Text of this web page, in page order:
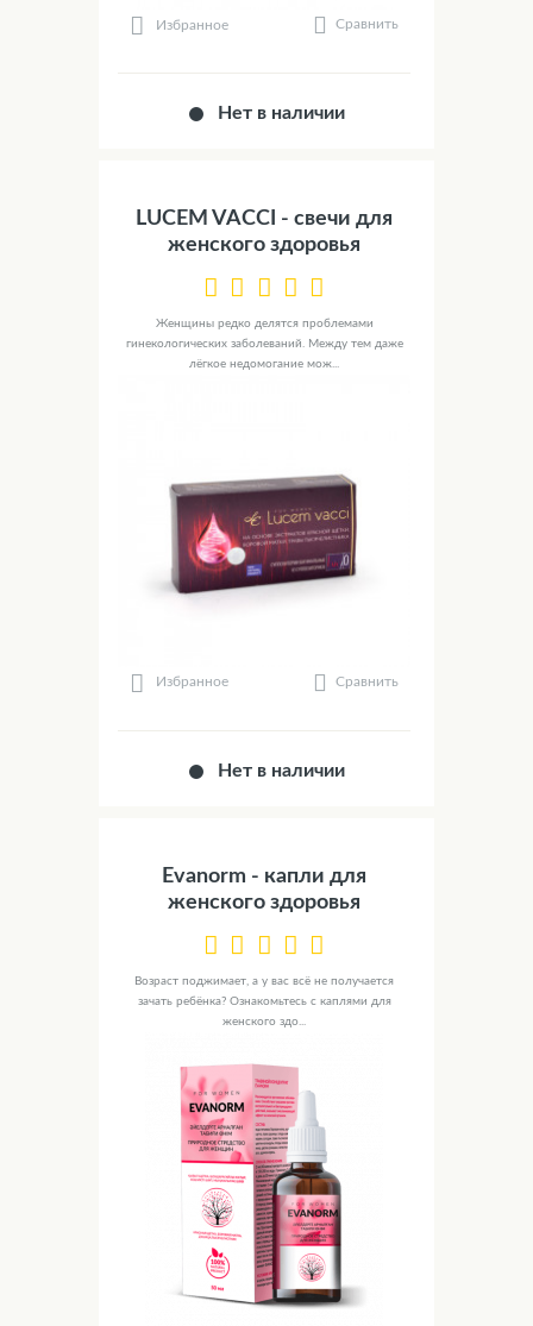
Избранное Сравнить
Нет в наличии
LUCEM VACCI - свечи для
женского здоровья
Женщины редко делятся проблемами
гинекологических заболеваний. Между тем даже
лёгкое недомогание мож...
Избранное Сравнить
Нет в наличии
Evanorm - капли для
женского здоровья
Возраст поджимает, а у вас всё не получается
зачать ребёнка? Ознакомьтесь с каплями для
женского здо...